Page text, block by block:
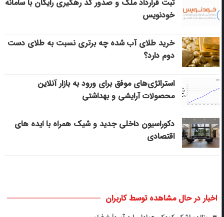
ثبت قرارداد ملک و صدور کد رهگیری رایگان با سامانه
خودنویس
خرید طلای آب شده چه برتری نسبت به طلای دست
دوم دارد؟
استراتژی‌های موفق برای ورود به بازار آنلاین
محصولات آرایشی و بهداشتی
دکوراسیون داخلی جدید و شیک همراه با ایده های
اقتصادی
اخبار در حال مشاهده توسط کاربران